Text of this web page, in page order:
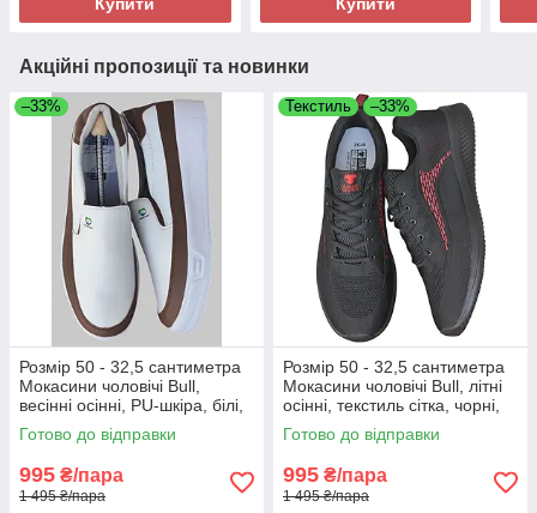
Акційні пропозиції та новинки
–33%
Розмір 50 - 32,5 сантиметра
Мокасини чоловічі Bull,
весінні осінні, PU-шкіра, білі,
на підошві з піни, легкі і
зручні
Готово до відправки
995 ₴/пара
1 495 ₴/пара
Текстиль –33%
Розмір 50 - 32,5 сантиметра
Мокасини чоловічі Bull, літні
осінні, текстиль сітка, чорні,
на підошві з піни, легкі і
зручні
Готово до відправки
995 ₴/пара
1 495 ₴/пара